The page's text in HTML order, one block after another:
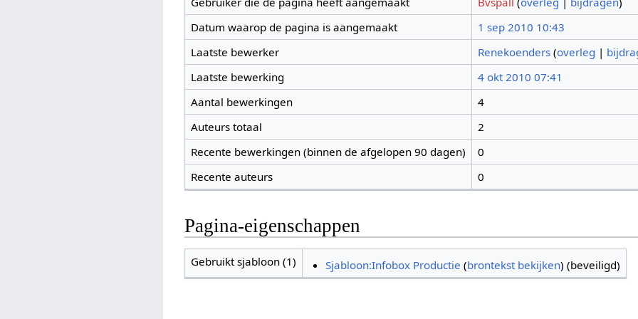
Datum waarop de pagina is aangemaakt
1 sep 2010 10:43
Laatste bewerker
Renekoenders (overleg |
Laatste bewerking
4 okt 2010 07:41
Aantal bewerkingen
4
Auteurs totaal
2
Recente bewerkingen (binnen de afgelopen 90 dagen)
0
Recente auteurs
0
Pagina-eigenschappen
Gebruikt sjabloon (1) Sjabloon:Infobox Productie (brontekst bekijken) (beveiligd)